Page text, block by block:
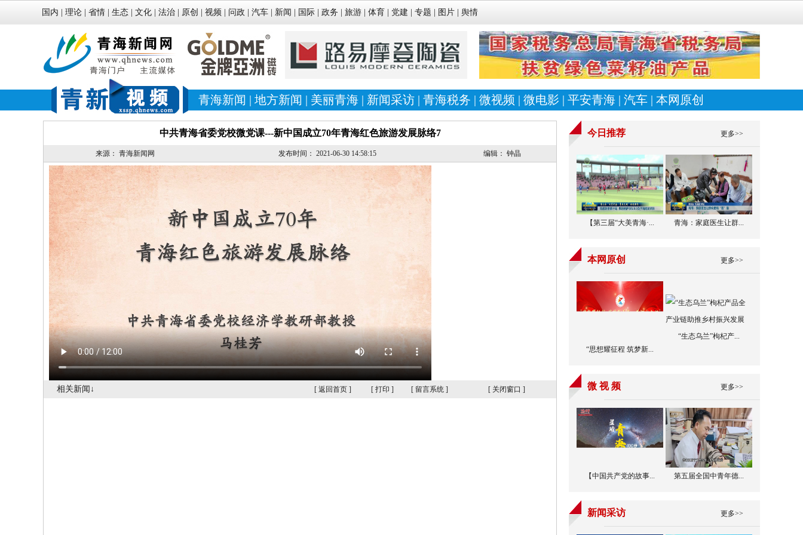
国内 理论 省情 生态 文化 法治 原创 视频 问政 汽车 新闻 国际 政务 旅游 体育 党建 专题 图片 舆情
青海新闻 | 地方新闻 | 美丽青海 | 新闻采访 | 青海税务 | 微视频 | 微电影 | 平安青海 | 汽车 | 本网原创
中共青海省委党校微党课---新中国成立70年青海红色旅游发展脉络7
来源： 青海新闻网 发布时间： 2021-06-30 14:58:15 编辑： 钟晶
相关新闻↓ [ 返回首页 ] [ 打印 ] [ 留言系统 ] [ 关闭窗口 ]